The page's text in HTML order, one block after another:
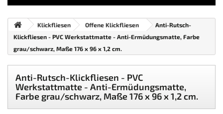
Klickfliesen Offene Klickfliesen
Anti-Rutsch-
Klickfliesen - PVC Werkstattmatte - Anti-Ermüdungsmatte, Farbe
grau/schwarz, Maße 176 x 96 x 1,2 cm.
Anti-Rutsch-Klickfliesen - PVC
Werkstattmatte - Anti-Ermüdungsmatte,
Farbe grau/schwarz, Maße 176 x 96 x 1,2 cm.